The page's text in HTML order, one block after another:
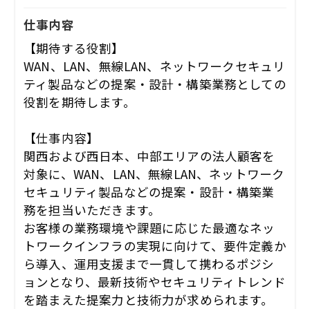
仕事内容
【期待する役割】
WAN、LAN、無線LAN、ネットワークセキュリ
ティ製品などの提案・設計・構築業務としての
役割を期待します。
【仕事内容】
関西および西日本、中部エリアの法人顧客を
対象に、WAN、LAN、無線LAN、ネットワーク
セキュリティ製品などの提案・設計・構築業
務を担当いただきます。
お客様の業務環境や課題に応じた最適なネッ
トワークインフラの実現に向けて、要件定義か
ら導入、運用支援まで一貫して携わるポジシ
ョンとなり、最新技術やセキュリティトレンド
を踏まえた提案力と技術力が求められます。